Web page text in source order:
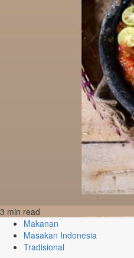
3 min read
Makanan
Masakan Indonesia
Tradisional